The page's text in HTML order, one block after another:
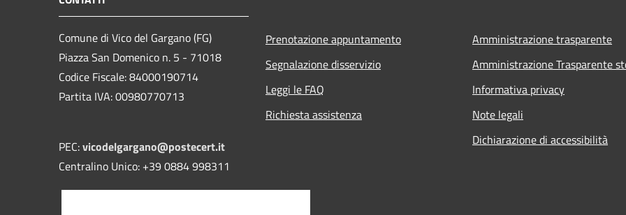
Comune di Vico del Gargano (FG)
Piazza San Domenico n. 5 - 71018
Codice Fiscale: 84000190714
Partita IVA: 00980770713
PEC:vicodelgargano@postecert.it
Centralino Unico: +39 0884 998311
Prenotazione appuntamento
Segnalazione disservizio
Leggi le FAQ
Richiesta assistenza
Amministrazione trasparente
Amministrazione Trasparente
Informativa privacy
Note legali
Dichiarazione di accessibilità